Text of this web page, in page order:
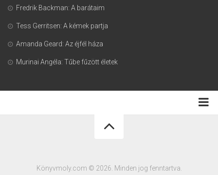
Fredrik Backman: A barátaim
Tess Gerritsen: A kémek partja
Amanda Geard: Az éjfél háza
Murinai Angéla: Tűbe fűzött életek
Könyvmoly.com © 2026. Minden jog fenntartva.